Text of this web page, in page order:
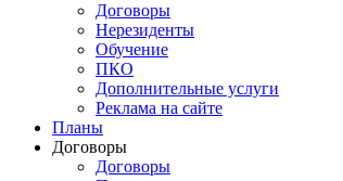
Договоры
Нерезиденты
Обучение
ПКО
Дополнительные услуги
Реклама на сайте
Планы
Договоры
Договоры